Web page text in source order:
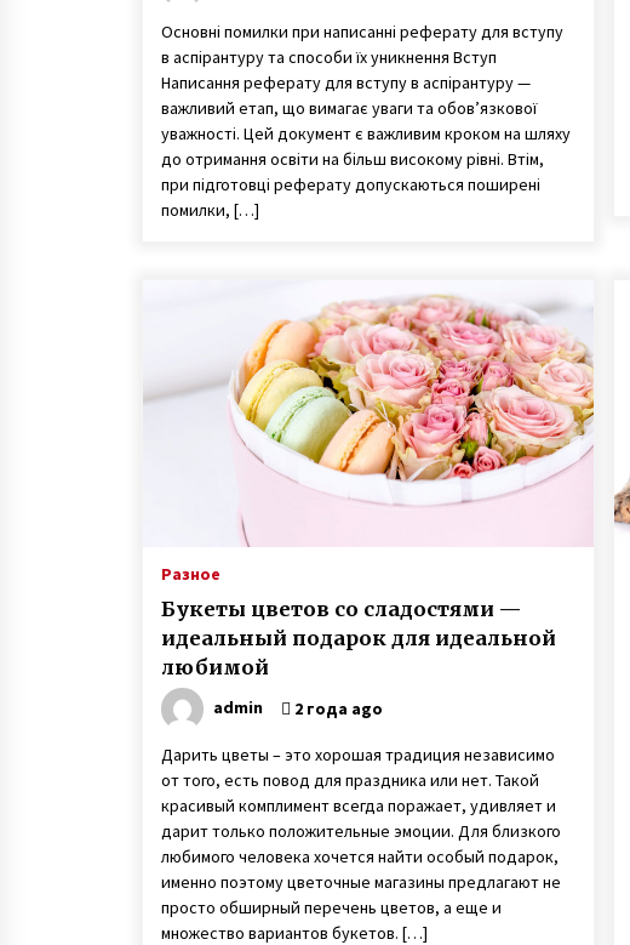
Основні помилки при написанні реферату для вступу
в аспірантуру та способи їх уникнення Вступ
Написання реферату для вступу в аспірантуру —
важливий етап, що вимагає уваги та обов’язкової
уважності. Цей документ є важливим кроком на шляху
до отримання освіти на більш високому рівні. Втім,
при підготовці реферату допускаються поширені
помилки, […]
Разное
Букеты цветов со сладостями —
идеальный подарок для идеальной
любимой
admin 2 года ago
Дарить цветы – это хорошая традиция независимо
от того, есть повод для праздника или нет. Такой
красивый комплимент всегда поражает, удивляет и
дарит только положительные эмоции. Для близкого
любимого человека хочется найти особый подарок,
именно поэтому цветочные магазины предлагают не
просто обширный перечень цветов, а еще и
множество вариантов букетов. […]